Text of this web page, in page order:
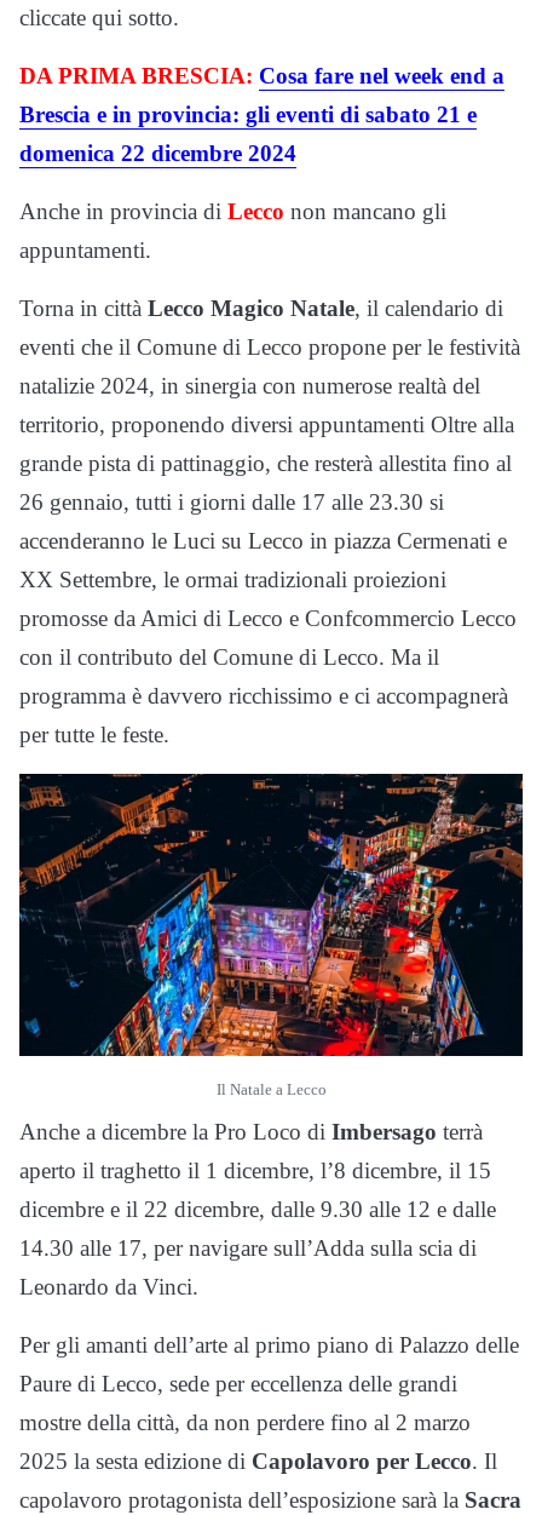
cliccate qui sotto.
DA PRIMA BRESCIA: Cosa fare nel week end a
Brescia e in provincia: gli eventi di sabato 21 e
domenica 22 dicembre 2024
Anche in provincia di Lecco non mancano gli
appuntamenti.
Torna in città Lecco Magico Natale, il calendario di
eventi che il Comune di Lecco propone per le festività
natalizie 2024, in sinergia con numerose realtà del
territorio, proponendo diversi appuntamenti Oltre alla
grande pista di pattinaggio, che resterà allestita fino al
26 gennaio, tutti i giorni dalle 17 alle 23.30 si
accenderanno le Luci su Lecco in piazza Cermenati e
XX Settembre, le ormai tradizionali proiezioni
promosse da Amici di Lecco e Confcommercio Lecco
con il contributo del Comune di Lecco. Ma il
programma è davvero ricchissimo e ci accompagnerà
per tutte le feste.
Il Natale a Lecco
Anche a dicembre la Pro Loco di Imbersago terrà
aperto il traghetto il 1 dicembre, l’8 dicembre, il 15
dicembre e il 22 dicembre, dalle 9.30 alle 12 e dalle
14.30 alle 17, per navigare sull’Adda sulla scia di
Leonardo da Vinci.
Per gli amanti dell’arte al primo piano di Palazzo delle
Paure di Lecco, sede per eccellenza delle grandi
mostre della città, da non perdere fino al 2 marzo
2025 la sesta edizione di Capolavoro per Lecco. Il
capolavoro protagonista dell’esposizione sarà la Sacra